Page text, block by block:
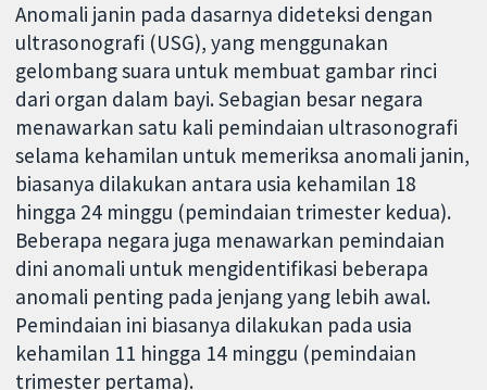
Anomali janin pada dasarnya dideteksi dengan
ultrasonografi (USG), yang menggunakan
gelombang suara untuk membuat gambar rinci
dari organ dalam bayi. Sebagian besar negara
menawarkan satu kali pemindaian ultrasonografi
selama kehamilan untuk memeriksa anomali janin,
biasanya dilakukan antara usia kehamilan 18
hingga 24 minggu (pemindaian trimester kedua).
Beberapa negara juga menawarkan pemindaian
dini anomali untuk mengidentifikasi beberapa
anomali penting pada jenjang yang lebih awal.
Pemindaian ini biasanya dilakukan pada usia
kehamilan 11 hingga 14 minggu (pemindaian
trimester pertama).